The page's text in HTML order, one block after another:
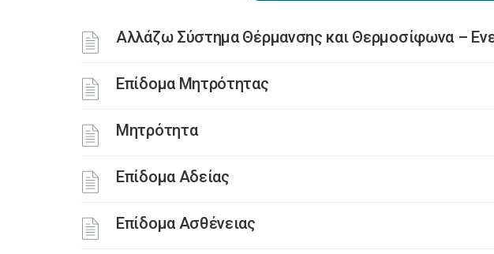
Αλλάζω Σύστημα Θέρμανσης και Θερμοσίφωνα –
Επίδομα Μητρότητας
Μητρότητα
Επίδομα Αδείας
Επίδομα Ασθένειας